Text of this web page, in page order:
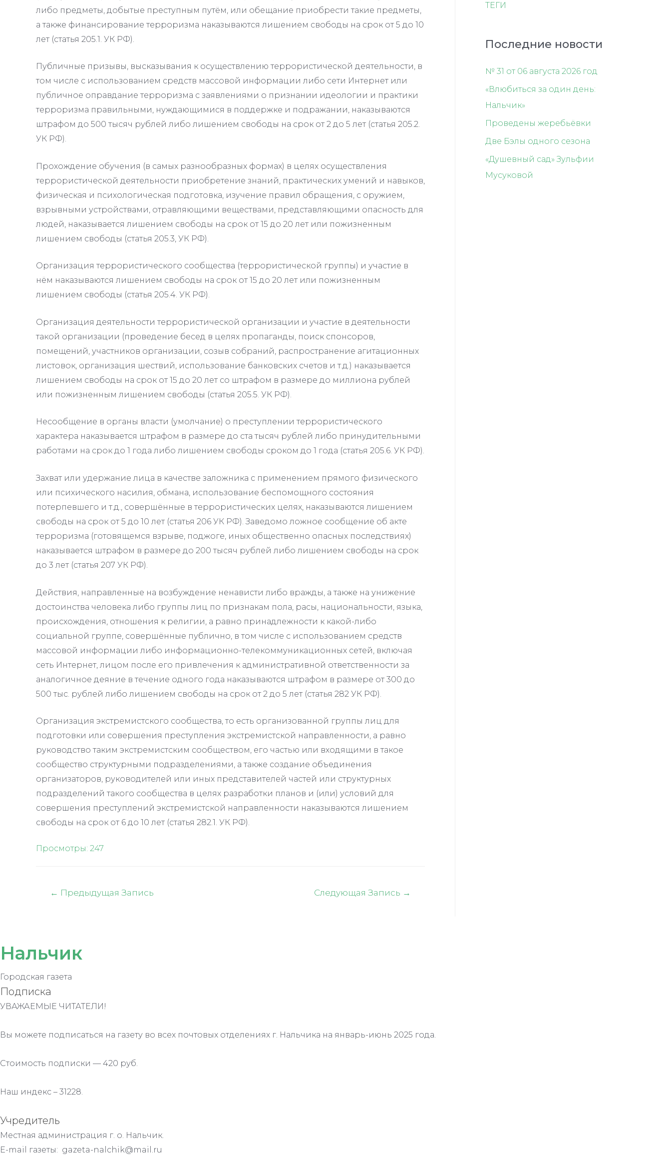
либо предметы, добытые преступным путём, или обещание приобрести такие предметы,
а также финансирование терроризма наказываются лишением свободы на срок от 5 до 10
лет (статья 205.1. УК РФ).
Публичные призывы, высказывания к осуществлению террористической деятельности, в
том числе с использованием средств массовой информации либо сети Интернет или
публичное оправдание терроризма с заявлениями о признании идеологии и практики
терроризма правильными, нуждающимися в поддержке и подражании, наказываются
штрафом до 500 тысяч рублей либо лишением свободы на срок от 2 до 5 лет (статья 205.2.
УК РФ).
Прохождение обучения (в самых разнообразных формах) в целях осуществления
террористической деятельности приобретение знаний, практических умений и навыков,
физическая и психологическая подготовка, изучение правил обращения, с оружием,
взрывными устройствами, отравляющими веществами, представляющими опасность для
людей, наказывается лишением свободы на срок от 15 до 20 лет или пожизненным
лишением свободы (статья 205.3, УК РФ).
Организация террористического сообщества (террористической группы) и участие в
нём наказываются лишением свободы на срок от 15 до 20 лет или пожизненным
лишением свободы (статья 205.4. УК РФ).
Организация деятельности террористической организации и участие в деятельности
такой организации (проведение бесед в целях пропаганды, поиск спонсоров,
помещений, участников организации, созыв собраний, распространение агитационных
листовок, организация шествий, использование банковских счетов и т.д.) наказывается
лишением свободы на срок от 15 до 20 лет со штрафом в размере до миллиона рублей
или пожизненным лишением свободы (статья 205.5. УК РФ).
Несообщение в органы власти (умолчание) о преступлении террористического
характера наказывается штрафом в размере до ста тысяч рублей либо принудительными
работами на срок до 1 года либо лишением свободы сроком до 1 года (статья 205.6. УК РФ).
Захват или удержание лица в качестве заложника с применением прямого физического
или психического насилия, обмана, использование беспомощного состояния
потерпевшего и т.д., совершённые в террористических целях, наказываются лишением
свободы на срок от 5 до 10 лет (статья 206 УК РФ). Заведомо ложное сообщение об акте
терроризма (готовящемся взрыве, поджоге, иных общественно опасных последствиях)
наказывается штрафом в размере до 200 тысяч рублей либо лишением свободы на срок
до 3 лет (статья 207 УК РФ).
Действия, направленные на возбуждение ненависти либо вражды, а также на унижение
достоинства человека либо группы лиц по признакам пола, расы, национальности, языка,
происхождения, отношения к религии, а равно принадлежности к какой-либо
социальной группе, совершённые публично, в том числе с использованием средств
массовой информации либо информационно-телекоммуникационных сетей, включая
сеть Интернет, лицом после его привлечения к административной ответственности за
аналогичное деяние в течение одного года наказываются штрафом в размере от 300 до
500 тыс. рублей либо лишением свободы на срок от 2 до 5 лет (статья 282 УК РФ).
Организация экстремистского сообщества, то есть организованной группы лиц для
подготовки или совершения преступления экстремистской направленности, а равно
руководство таким экстремистским сообществом, его частью или входящими в такое
сообщество структурными подразделениями, а также создание объединения
организаторов, руководителей или иных представителей частей или структурных
подразделений такого сообщества в целях разработки планов и (или) условий для
совершения преступлений экстремистской направленности наказываются лишением
свободы на срок от 6 до 10 лет (статья 282.1. УК РФ).
Просмотры: 247
Навигация
← Предыдущая Запись Следующая Запись →
ТЕГИ
Последние новости
№ 31 от 06 августа 2026 год
«Влюбиться за один день:
Нальчик»
Проведены жеребьёвки
Две Бэлы одного сезона
«Душевный сад» Зульфии
Мусуковой
Нальчик
Городская газета
Подписка
УВАЖАЕМЫЕ ЧИТАТЕЛИ!
Вы можете подписаться на газету во всех почтовых отделениях г. Нальчика на январь-июнь 2025 года.
Стоимость подписки — 420 руб.
Наш индекс – 31228.
Учредитель
Местная администрация г. о. Нальчик.
E-mail газеты: gazeta-nalchik@mail.ru